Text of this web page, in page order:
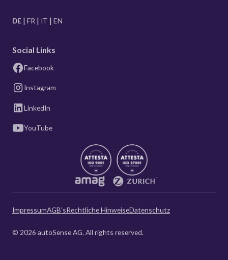
DE FR IT EN
Social Links
Facebook
Instagram
LinkedIn
YouTube
© 2026 autoSense AG. All rights reserved.
ImpressumAGB'sRechtliche HinweiseDatenschutz